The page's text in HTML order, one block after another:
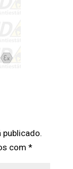
publicado.
com *